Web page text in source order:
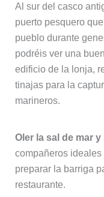
Al sur del casco
puerto pesquero
pueblo durante
podréis ver una
edificio de la lonja,
tinajas para la
marineros.
Oler la sal de mar
compañeros
preparar la barriga
restaurante.